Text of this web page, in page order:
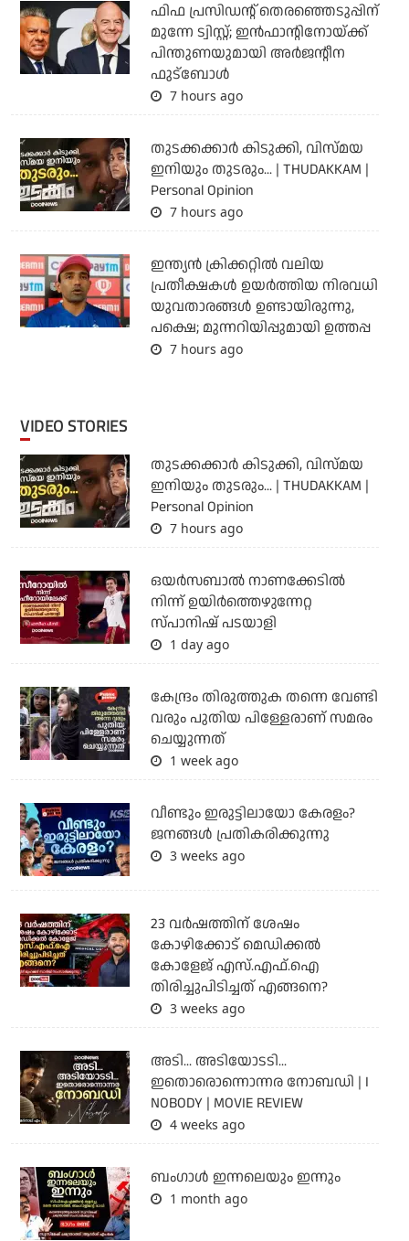
ഫിഫ പ്രസിഡന്റ് തെരഞ്ഞെടുപ്പിന്
മുന്നേ ട്വിസ്റ്റ്; ഇന്‍ഫാന്റിനോയ്ക്ക്
പിന്തുണയുമായി അര്‍ജന്റീന
ഫുട്‌ബോള്‍
7 hours ago
തുടക്കക്കാര്‍ കിടുക്കി, വിസ്മയ
ഇനിയും തുടരും... | THUDAKKAM |
Personal Opinion
7 hours ago
ഇന്ത്യന്‍ ക്രിക്കറ്റില്‍ വലിയ
പ്രതീക്ഷകള്‍ ഉയര്‍ത്തിയ നിരവധി
യുവതാരങ്ങള്‍ ഉണ്ടായിരുന്നു,
പക്ഷെ; മുന്നറിയിപ്പുമായി ഉത്തപ്പ
7 hours ago
VIDEO STORIES
തുടക്കക്കാര്‍ കിടുക്കി, വിസ്മയ
ഇനിയും തുടരും... | THUDAKKAM |
Personal Opinion
7 hours ago
ഒയര്‍സബാൽ നാണക്കേടിൽ
നിന്ന് ഉയിർത്തെഴുന്നേറ്റ
സ്പാനിഷ് പടയാളി
1 day ago
കേന്ദ്രം തിരുത്തുക തന്നെ വേണ്ടി
വരും പുതിയ പിള്ളേരാണ് സമരം
ചെയ്യുന്നത്
1 week ago
വീണ്ടും ഇരുട്ടിലായോ കേരളം?
ജനങ്ങൾ പ്രതികരിക്കുന്നു
3 weeks ago
23 വർഷത്തിന് ശേഷം
കോഴിക്കോട് മെഡിക്കൽ
കോളേജ് എസ്.എഫ്.ഐ
തിരിച്ചുപിടിച്ചത് എങ്ങനെ?
3 weeks ago
അടി... അടിയോടടി...
ഇതൊരൊന്നൊന്നര നോബഡി | I
NOBODY | MOVIE REVIEW
4 weeks ago
ബംഗാള്‍ ഇന്നലെയും ഇന്നും
1 month ago